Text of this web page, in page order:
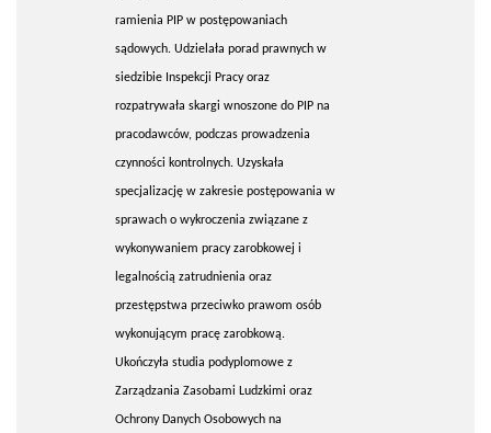
ramienia PIP w postępowaniach
sądowych. Udzielała porad prawnych w
siedzibie Inspekcji Pracy oraz
rozpatrywała skargi wnoszone do PIP na
pracodawców, podczas prowadzenia
czynności kontrolnych. Uzyskała
specjalizację w zakresie postępowania w
sprawach o wykroczenia związane z
wykonywaniem pracy zarobkowej i
legalnością zatrudnienia oraz
przestępstwa przeciwko prawom osób
wykonującym pracę zarobkową.
Ukończyła studia podyplomowe z
Zarządzania Zasobami Ludzkimi oraz
Ochrony Danych Osobowych na